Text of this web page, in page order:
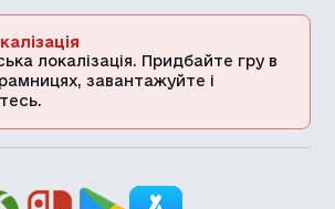
локалізація. Придбайте гру в
завантажуйте і